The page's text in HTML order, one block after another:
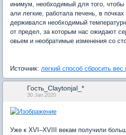
инимум, необходимый для того,
али легкие, работала печень, в
держивался необходимый
от предел, за которым нас ожидают
овьем и необратимые изменения со
Источник: легкий способ сбросить
Гость_Claytonjal_*
30 Jan 2020
Уже к XVI–XVIII векам получили